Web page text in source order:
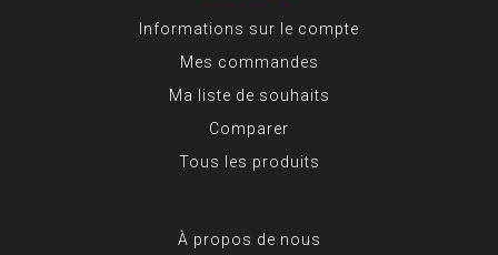
Informations sur le compte
Mes commandes
Ma liste de souhaits
Comparer
Tous les produits
À propos de nous